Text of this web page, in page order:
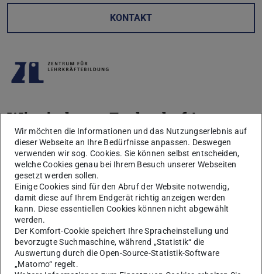
KONTAKT
Wir sind eure Fachschaft!
Die Fachschaft LaG besteht aus Studierenden der
Studiengänge Lehramt an Gymnasien. Wir treffen uns alle
zwei Wochen, vernetzen uns miteinander und besprechen
relevante Themen für das Lehramt. Nach unseren
Sitzungen unternehmen wir häufig noch etwas
gemeinsam, dabei habt ihr die Chance, andere
Lehramtsstudierende kennenzulernen und euch
auszutauschen.
Darüber hinaus vertreten Repräsentant:innen der
Wir möchten die Informationen und das Nutzungserlebnis auf
dieser Webseite an Ihre Bedürfnisse anpassen. Deswegen
verwenden wir sog. Cookies. Sie können selbst entscheiden,
welche Cookies genau bei Ihrem Besuch unserer Webseiten
gesetzt werden sollen.
Einige Cookies sind für den Abruf der Website notwendig,
damit diese auf Ihrem Endgerät richtig anzeigen werden
kann. Diese essentiellen Cookies können nicht abgewählt
werden.
Der Komfort-Cookie speichert Ihre Spracheinstellung und
bevorzugte Suchmaschine, während „Statistik“ die
Auswertung durch die Open-Source-Statistik-Software
„Matomo“ regelt.